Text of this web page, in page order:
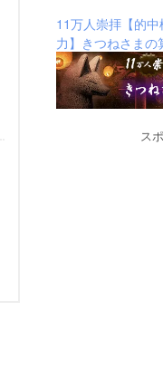
11万人崇拝【的
力】きつねさまの
ス